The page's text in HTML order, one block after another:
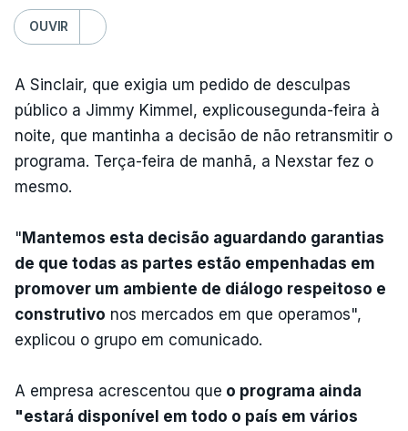
OUVIR
A Sinclair, que exigia um pedido de desculpas
público a Jimmy Kimmel, explicousegunda-feira à
noite, que mantinha a decisão de não retransmitir o
programa. Terça-feira de manhã, a Nexstar fez o
mesmo.
"Mantemos esta decisão aguardando garantias
de que todas as partes estão empenhadas em
promover um ambiente de diálogo respeitoso e
construtivo nos mercados em que operamos",
explicou o grupo em comunicado.
A empresa acrescentou que o programa ainda
"estará disponível em todo o país em vários